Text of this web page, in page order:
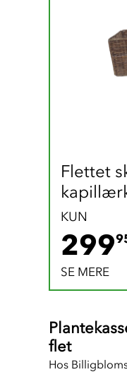
Flettet
KUN
299
SE MERE
flet
Hos